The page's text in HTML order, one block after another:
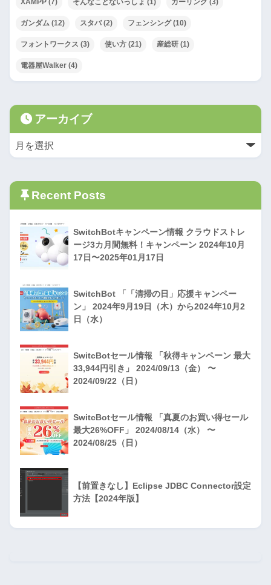
ガンダム (12) スタバ(2) フェンシング(10)
フォントワークス (3) 使い方 (21) 産総研 (1)
電器屋Walker (4)
アーカイブ
Recent Posts
SwitchBotキャンペーン情報 クラウドストレ
ージ3カ月間無料！キャンペーン 2024年10月
17日〜2025年01月17日
SwitchBot 「「清掃の日」応援キャンペー
ン」 2024年9月19日（木）から2024年10月2
日（水）
SwitcBotセール情報 「秋得キャンペーン 最大
33,944円引き」 2024/09/13（金） 〜
2024/09/22（日）
SwitcBotセール情報 「真夏のお買い得セール
最大26%OFF」 2024/08/14（水） 〜
2024/08/25（日）
【前置きなし】Eclipse JDBC Connector設定
方法【2024年版】